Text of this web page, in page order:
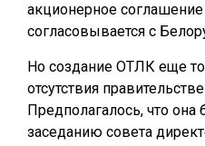
акционерное соглашение
согласовывается с
Но создание ОТЛК еще
отсутствия
Предполагалось, что она
заседанию совета